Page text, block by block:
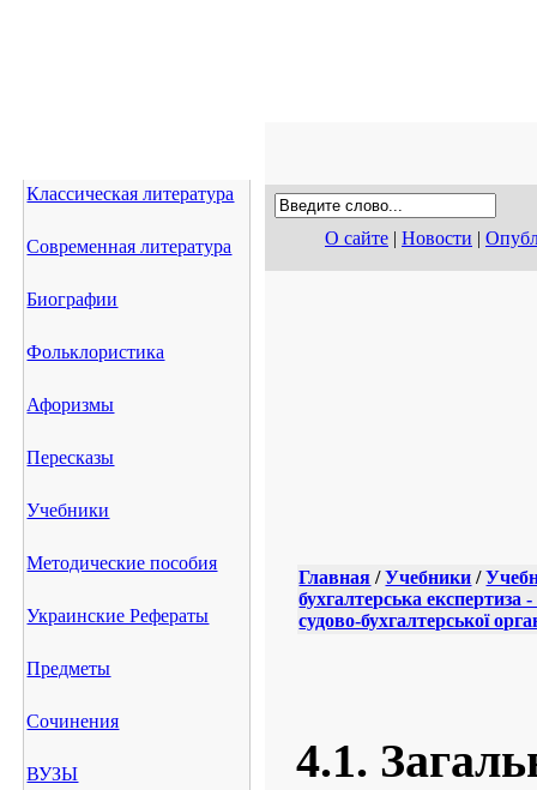
Классическая литература
Современная литература
Биографии
Фольклористика
Афоризмы
Пересказы
Учебники
Методические пособия
Украинские Рефераты
Предметы
Сочинения
ВУЗЫ
О сайте | Новости |
Главная /Учебники /
бухгалтерська
судово-бухгалтерської
4.1.